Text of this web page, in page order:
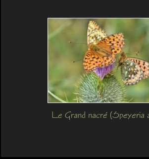
Le Grand nacré (Speyeria